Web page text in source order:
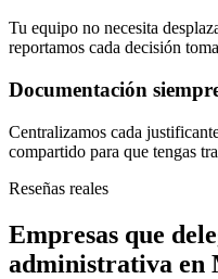
Tu equipo no necesita
reportamos cada decisión
Documentación
Centralizamos cada
compartido para que tengas
Reseñas reales
Empresas que
administrativa en